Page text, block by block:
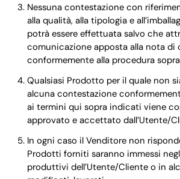
Nessuna contestazione con
alla qualità, alla tipologia e
potrà essere effettuata salvo che
comunicazione apposta alla nota di
conformemente alla procedura
Qualsiasi Prodotto per il quale non
alcuna contestazione
ai termini qui sopra indicati viene
approvato e accettato dall’Utente/
In ogni caso il Venditore non
Prodotti forniti saranno immessi
produttivi dell’Utente/Cliente o in